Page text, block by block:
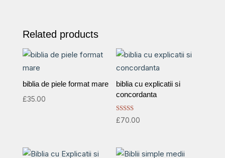
Related products
biblia de piele format mare
£35.00
biblia cu explicatii si
concordanta
Rated
5.00
£70.00